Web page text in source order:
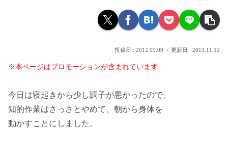
2012.09.09 2013.11.12
※本ページはプロモーションが含まれています
今日は寝起きから少し調子が悪かったので、
知的作業はさっさとやめて、朝から身体を
動かすことにしました。